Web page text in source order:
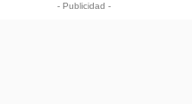
- Publicidad -